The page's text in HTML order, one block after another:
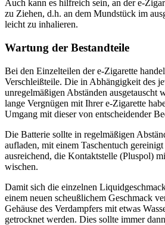
Auch kann es hilfreich sein, an der e-
zu Ziehen, d.h. an dem Mundstück im
leicht zu inhalieren.
Wartung der Bestandteile
Bei den Einzelteilen der e-Zigarette
Verschleißteile. Die in Abhängigkeit des
unregelmäßigen Abständen ausgetauscht
lange Vergnügen mit Ihrer e-Zigarette
Umgang mit dieser von entscheidender
Die Batterie sollte in regelmäßigen
aufladen, mit einem Taschentuch
ausreichend, die Kontaktstelle (Pluspol)
wischen.
Damit sich die einzelnen
einem neuen scheußlichem Geschmack
Gehäuse des Verdampfers mit etwas
getrocknet werden. Dies sollte immer